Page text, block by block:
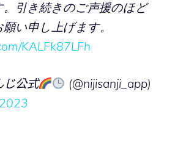
。引き続きのご声援のほど
い申し上げます。
KALFk87LFh
公式
(@nijisanji_app)